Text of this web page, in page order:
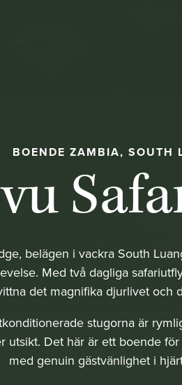
BOENDE ZAMBIA, SOUTH
belägen i vackra South
Med två dagliga
det magnifika djurlivet och
stugorna är
utsikt. Det här är ett boende
med genuin gästvänlighet i